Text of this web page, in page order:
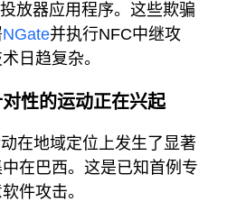
放器应用程序。这些欺骗
NGate并执行NFC中继攻
日趋复杂。
性的运动正在兴起
在地域定位上发生了显著
在巴西。这是已知首例专
件攻击。